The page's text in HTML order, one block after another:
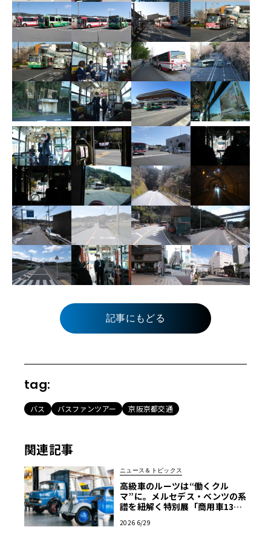
記事にもどる
tag:
バス バスファンツアー 京阪京都交通
関連記事
ニュース＆トピックス
高級車のルーツは“働くクル
マ”に。メルセデス・ベンツの系
譜を紐解く特別展「商用車130
2026 6/29